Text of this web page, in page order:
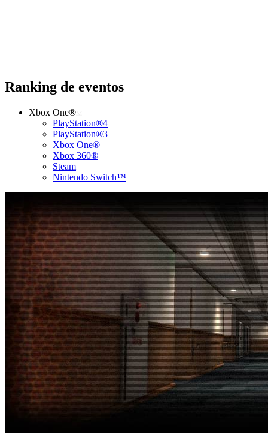
Ranking de eventos
Xbox One®
PlayStation®4
PlayStation®3
Xbox One®
Xbox 360®
Steam
Nintendo Switch™